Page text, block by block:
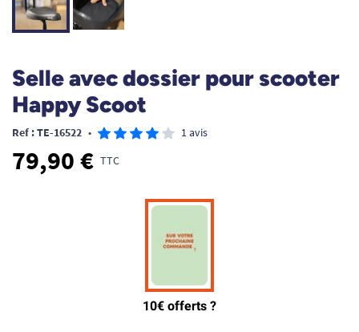
Selle avec dossier pour scooter
Happy Scoot
Ref : TE-16522 • 1 avis
79,90 € TTC